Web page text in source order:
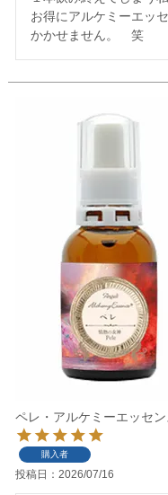
お得にアルケミーエッ
かかせません。　笑
ペレ・アルケミーエッセン
購入者
投稿日 2026/07/16